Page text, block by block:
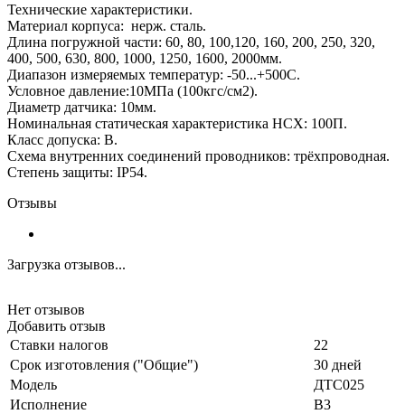
Технические характеристики.
Материал корпуса: нерж. сталь.
Длина погружной части: 60, 80, 100,120, 160, 200, 250, 320,
400, 500, 630, 800, 1000, 1250, 1600, 2000мм.
Диапазон измеряемых температур: -50...+500С.
Условное давление:10МПа (100кгс/см2).
Диаметр датчика: 10мм.
Номинальная статическая характеристика НСХ: 100П.
Класс допуска: В.
Схема внутренних соединений проводников: трёхпроводная.
Степень защиты: IP54.
Отзывы
Загрузка отзывов...
Нет отзывов
Добавить отзыв
Ставки налогов
22
Срок изготовления ("Общие")
30 дней
Модель
ДТС025
Исполнение
В3